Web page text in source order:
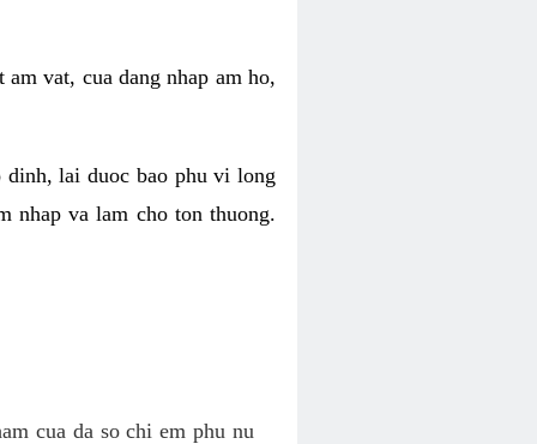
vat, cua dang nhap am ho,
lai duoc bao phu vi long
nhap va lam cho ton thuong.
cua da so chi em phu nu